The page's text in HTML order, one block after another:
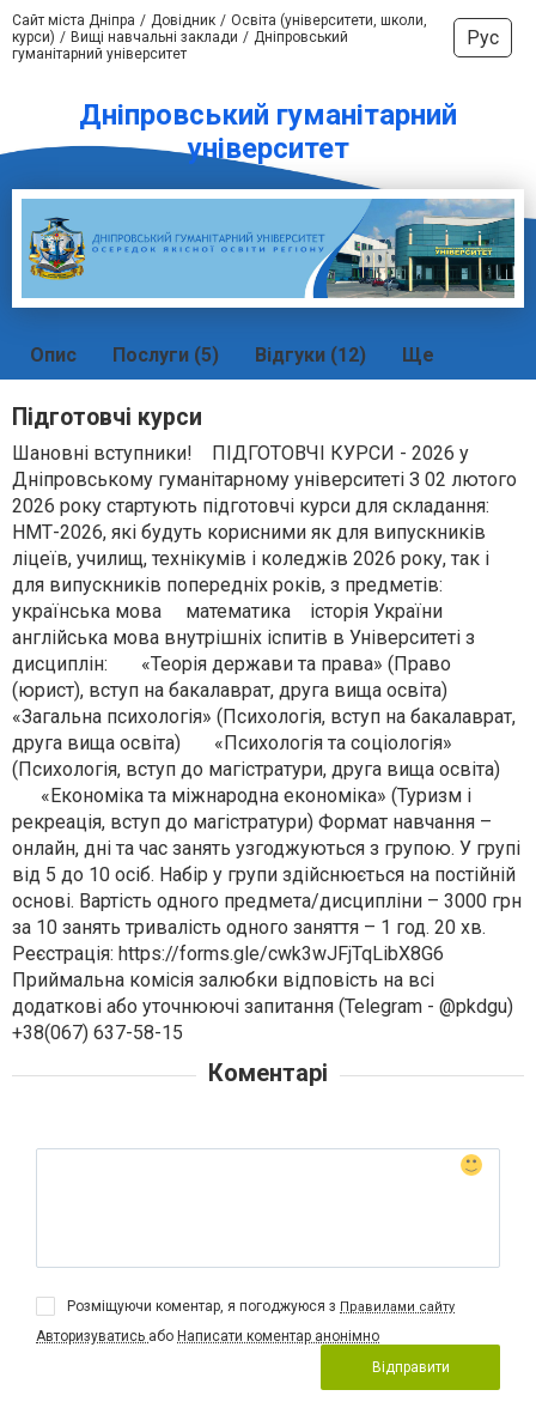
Сайт міста Дніпра Довідник
Освіта (університети, школи,
курси)
Вищі навчальні заклади
Дніпровський
гуманітарний університет
Рус
Дніпровський гуманітарний
університет
Опис Послуги (5) Відгуки (12) Ще
Підготовчі курси
Шановні вступники! ПІДГОТОВЧІ КУРСИ - 2026 у
Дніпровському гуманітарному університеті З 02 лютого
2026 року стартують підготовчі курси для складання:
НМТ-2026, які будуть корисними як для випускників
ліцеїв, училищ, технікумів і коледжів 2026 року, так і
для випускників попередніх років, з предметів:
українська мова математика історія України
англійська мова внутрішніх іспитів в Університеті з
дисциплін: «Теорія держави та права» (Право
(юрист), вступ на бакалаврат, друга вища освіта)
«Загальна психологія» (Психологія, вступ на бакалаврат,
друга вища освіта) «Психологія та соціологія»
(Психологія, вступ до магістратури, друга вища освіта)
«Економіка та міжнародна економіка» (Туризм і
рекреація, вступ до магістратури) Формат навчання –
онлайн, дні та час занять узгоджуються з групою. У групі
від 5 до 10 осіб. Набір у групи здійснюється на постійній
основі. Вартість одного предмета/дисципліни – 3000 грн
за 10 занять тривалість одного заняття – 1 год. 20 хв.
Реєстрація: https://forms.gle/cwk3wJFjTqLibX8G6
Приймальна комісія залюбки відповість на всі
додаткові або уточнюючі запитання (Telegram - @pkdgu)
+38(067) 637-58-15
Коментарі
Розміщуючи коментар, я погоджуюся з Правилами сайту
Авторизуватись або Написати коментар анонімно
Відправити